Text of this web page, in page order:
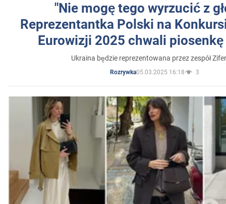
"Nie mogę tego wyrzucić z
Reprezentantka Polski na
Eurowizji 2025 chwali
Ukraina będzie reprezentowana przez zespół
Rozrywka05.03.2025 16:18 3